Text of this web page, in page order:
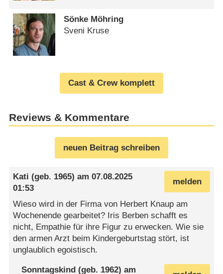
Sönke Möhring
Sveni Kruse
Cast & Crew komplett
Reviews & Kommentare
neuen Beitrag schreiben
melden
Kati (geb. 1965) am07.08.2025
01:53
Wieso wird in der Firma von Herbert Knaup am
Wochenende gearbeitet? Iris Berben schafft es
nicht, Empathie für ihre Figur zu erwecken. Wie sie
den armen Arzt beim Kindergeburtstag stört, ist
unglaublich egoistisch.
Sonntagskind (geb. 1962) am